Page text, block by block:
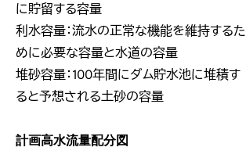
に貯留する容量
利水容量：流水の正常な機能を維持するた
めに必要な容量と水道の容量
堆砂容量：100年間にダム貯水池に堆積す
ると予想される土砂の容量
計画高水流量配分図